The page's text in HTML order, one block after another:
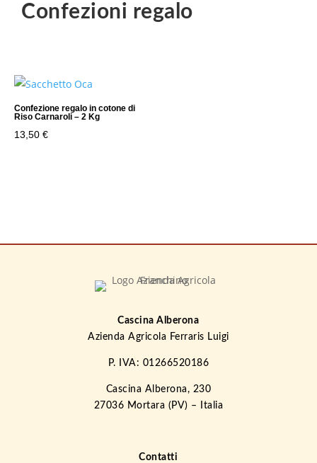
Confezioni regalo
Confezione regalo in cotone di
Riso Carnaroli – 2 Kg
13,50 €
Cascina Alberona
Azienda Agricola Ferraris Luigi
P. IVA: 01266520186
Cascina Alberona, 230
27036 Mortara (PV) – Italia
Contatti